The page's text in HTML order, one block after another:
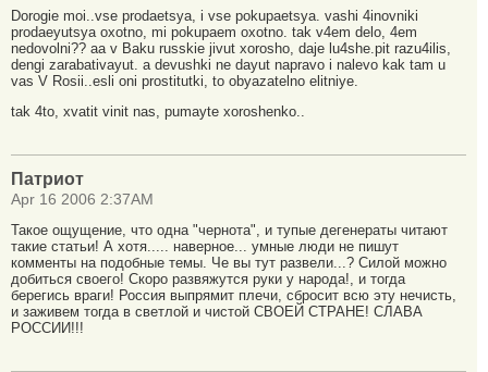
Dorogie moi..vse prodaetsya, i vse pokupaetsya. vashi 4inovniki
prodaeyutsya oxotno, mi pokupaem oxotno. tak v4em delo, 4em
nedovolni?? aa v Baku russkie jivut xorosho, daje lu4she.pit razu4ilis,
dengi zarabativayut. a devushki ne dayut napravo i nalevo kak tam u
vas V Rosii..esli oni prostitutki, to obyazatelno elitniye.
tak 4to, xvatit vinit nas, pumayte xoroshenko..
Патриот
Apr 16 2006 2:37AM
Такое ощущение, что одна "чернота", и тупые дегенераты читают
такие статьи! А хотя..... наверное... умные люди не пишут
комменты на подобные темы. Че вы тут развели...? Силой можно
добиться своего! Скоро развяжутся руки у народа!, и тогда
берегись враги! Россия выпрямит плечи, сбросит всю эту нечисть,
и заживем тогда в светлой и чистой СВОЕЙ СТРАНЕ! СЛАВА
РОССИИ!!!